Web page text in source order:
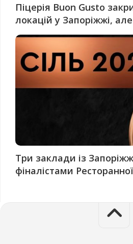
Піцерія Buon Gusto
локацій у Запоріжжі,
Три заклади із
фіналістами